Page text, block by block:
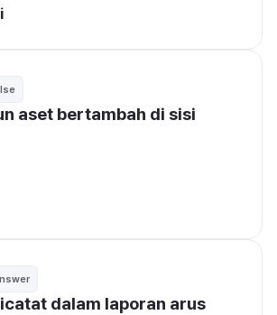
aset bertambah di sisi
dalam laporan arus